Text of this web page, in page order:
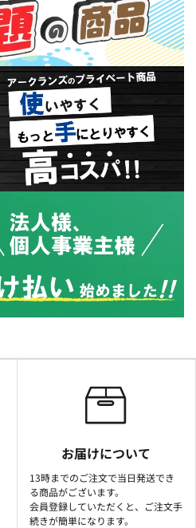
お届けについて
13時までのご注文で当日発送でき
る商品がございます。
会員登録していただくと、ご注文手
続きが簡単になります。